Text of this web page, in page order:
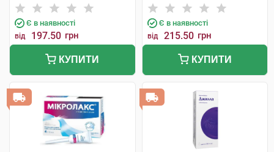
Є в наявності
від 197.50 грн
КУПИТИ
фабрика
Є в наявності
від 215.50 грн
КУПИТИ